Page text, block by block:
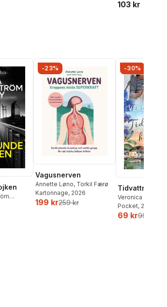
103 kr
Totalt antal röster:
-23%
Vagusnerven
Annette Løno, Torkil Færø
Kartonnage, 2026
199 kr259 kr
-30%
Tidvattnets
Veronica Henry
Pocket, 2026
69 kr99 kr